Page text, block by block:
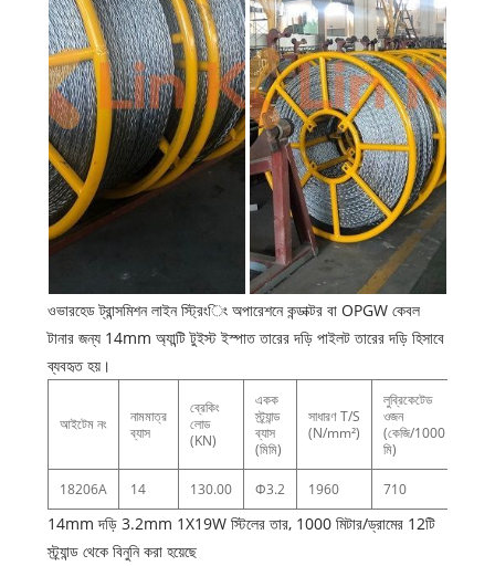
ওভারহেড ট্রান্সমিশন লাইন স্ট্রিংিং অপারেশনে কন্ডাক্টর বা OPGW কেবল
টানার জন্য 14mm অ্যান্টি টুইস্ট ইস্পাত তারের দড়ি পাইলট তারের দড়ি হিসাবে
ব্যবহৃত হয়।
আইটেম নং
নামমাত্র
ব্যাস
ব্রেকিং
লোড
(KN)
একক
স্ট্র্যান্ড
ব্যাস
(মিমি)
সাধারণ T/S
(N/mm²)
লুব্রিকেটেড
ওজন
(কেজি/1000
মি)
18206A 14 130.00 Φ3.2 1960 710
14mm দড়ি 3.2mm 1X19W স্টিলের তার, 1000 মিটার/ড্রামের 12টি
স্ট্র্যান্ড থেকে বিনুনি করা হয়েছে